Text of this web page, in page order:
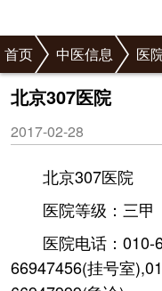
首页 中医信息 医
北京307医院
2017-02-28
北京307医院
医院等级：三甲
医院电话：010-
66947456(挂号室